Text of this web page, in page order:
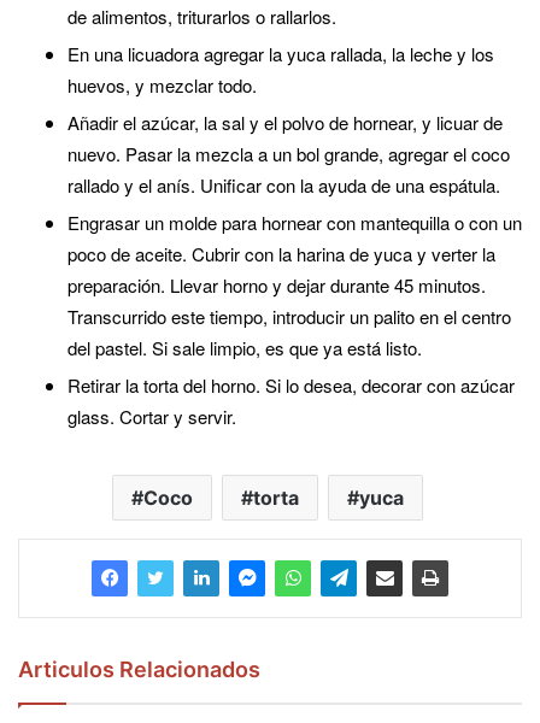
de alimentos, triturarlos o rallarlos.
En una licuadora agregar la yuca rallada, la leche y los
huevos, y mezclar todo.
Añadir el azúcar, la sal y el polvo de hornear, y licuar de
nuevo. Pasar la mezcla a un bol grande, agregar el coco
rallado y el anís. Unificar con la ayuda de una espátula.
Engrasar un molde para hornear con mantequilla o con un
poco de aceite. Cubrir con la harina de yuca y verter la
preparación. Llevar horno y dejar durante 45 minutos.
Transcurrido este tiempo, introducir un palito en el centro
del pastel. Si sale limpio, es que ya está listo.
Retirar la torta del horno. Si lo desea, decorar con azúcar
glass. Cortar y servir.
Coco torta yuca
Articulos Relacionados